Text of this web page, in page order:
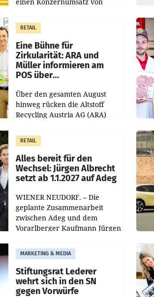
erwirtschaftet, was einem Plus
von 3,8 Prozent gegenüber
dem Vergleichszeitraum
RETAIL
Eine Bühne für
Zirkularität: ARA und
Müller informieren am
POS über
Über den gesamten August
hinweg rücken die Altstoff
Recycling Austria AG (ARA)
Müller die Initiative „Kreislauf-
Helden“ in allen
österreichischen Müller-Filialen
RETAIL
Alles bereit für den
Wechsel: Jürgen Albrecht
setzt ab 1.1.2027 auf Adeg
WIENER NEUDORF. – Die
geplante Zusammenarbeit
zwischen Adeg und dem
Vorarlberger Kaufmann Jürgen
freigegeben: Die
Bundeswettbewerbsbehörde
und der Bundeskartellanwalt
MARKETING & MEDIA
Stiftungsrat Lederer
wehrt sich in den SN
gegen Vorwürfe